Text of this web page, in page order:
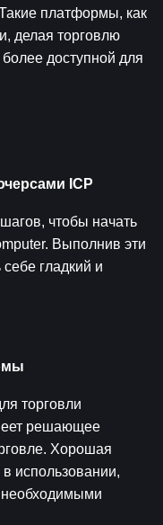
платформы, как
делая торговлю
доступной для
ICP
чтобы начать
Выполнив эти
гладкий и
торговли
решающее
Хорошая
использовании,